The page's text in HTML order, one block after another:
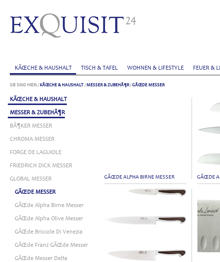
KÃŒCHE & HAUSHALT TISCH & TAFEL WOHNEN & LIFESTYLE FEUER &
SIE SIND HIER: / KÃŒCHE & HAUSHALT /MESSER & ZUBEHÃ¶R/GÃŒDE MESSER
KÃŒCHE & HAUSHALT
MESSER & ZUBEHÃ¶R
BÃ¶KER MESSER
CHROMA MESSER
FORGE DE LAGUIOLE
FRIEDRICH DICK MESSER
GLOBAL MESSER
GÃŒDE MESSER
GÃŒde Alpha Birne Messer
GÃŒde Alpha Olive Messer
GÃŒde Briccole Di Venezia
GÃŒde Franz GÃŒde Messer
GÃŒde Messer Delta
GÃŒDE ALPHA BIRNE MESSER GÃŒDE